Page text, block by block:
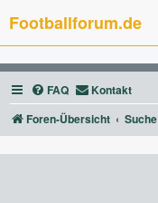
Footballforum.de
FAQ Kontakt
Foren-Übersicht
Suche